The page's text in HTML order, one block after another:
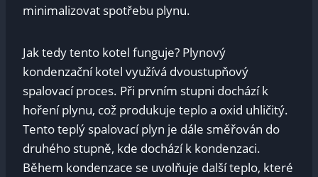
minimalizovat spotřebu plynu.
Jak tedy tento kotel funguje? Plynový
kondenzační kotel využívá dvoustupňový
spalovací proces. Při prvním stupni dochází k
hoření plynu, což produkuje teplo a oxid uhličitý.
Tento teplý spalovací plyn je dále směřován do
druhého stupně, kde dochází k kondenzaci.
Během kondenzace se uvolňuje další teplo, které